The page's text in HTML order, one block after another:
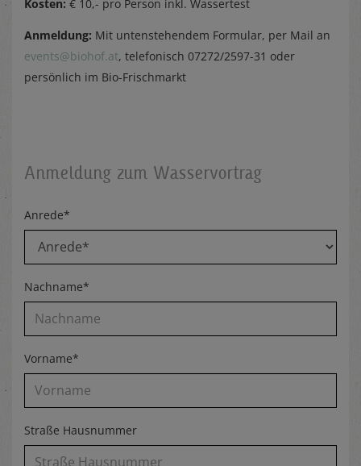
Kosten: € 10,- pro Person inkl. Wassertest
Anmeldung: Mit untenstehendem Formular, per Mail an
events@biohof.at, telefonisch 07272/2597-31 oder
persönlich im Bio-Frischmarkt
Anmeldung zum Wasservortrag
Anrede*
Nachname*
Vorname*
Straße Hausnummer